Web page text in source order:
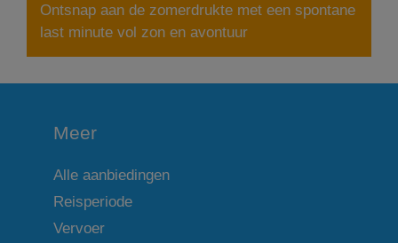
Ontsnap aan de zomerdrukte met een spontane
last minute vol zon en avontuur
Meer
Alle aanbiedingen
Reisperiode
Vervoer